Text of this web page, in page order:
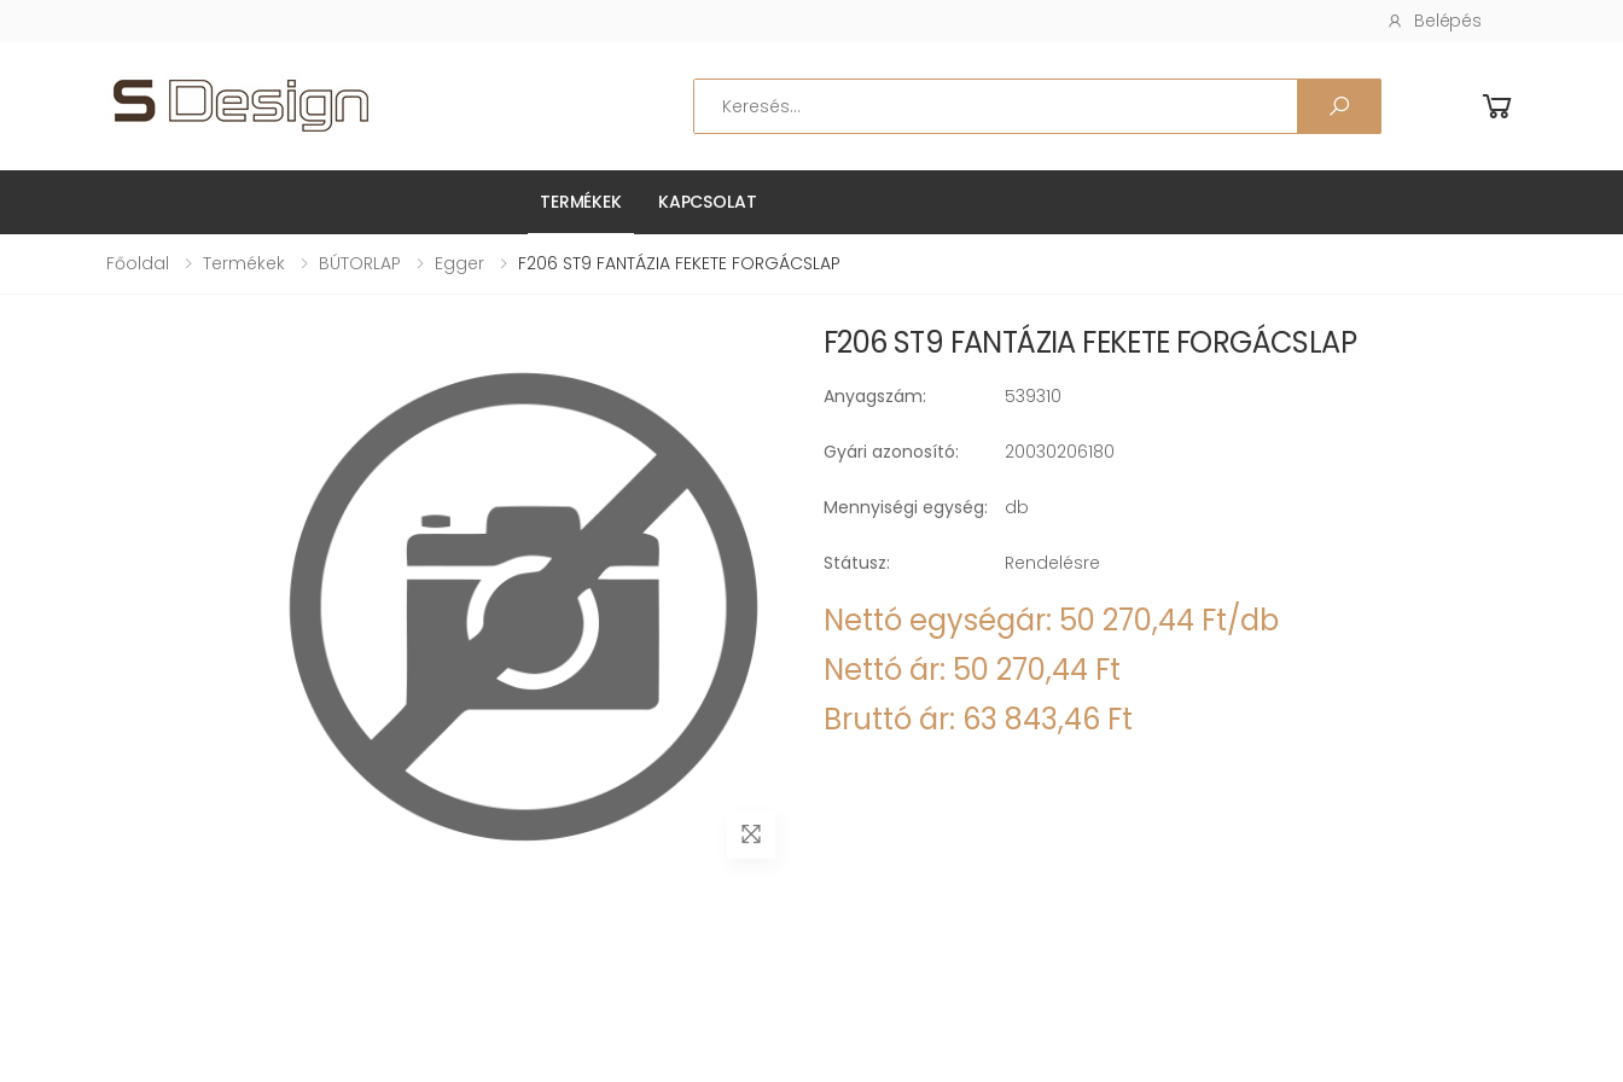
Belépés
TERMÉKEK KAPCSOLAT
Főoldal Termékek BÚTORLAP Egger F206 ST9 FANTÁZIA FEKETE FORGÁCSLAP
F206 ST9 FANTÁZIA FEKETE FORGÁCSLAP
Anyagszám: 539310
Gyári azonosító: 20030206180
Mennyiségi egység: db
Státusz: Rendelésre
Nettó egységár: 50 270,44 Ft/db
Nettó ár: 50 270,44 Ft
Bruttó ár: 63 843,46 Ft